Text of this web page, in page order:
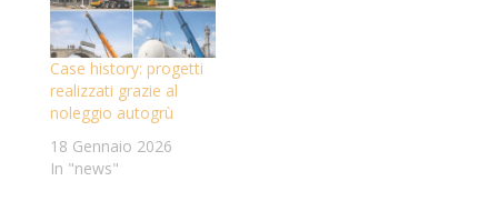
Case history: progetti
realizzati grazie al
noleggio autogrù
18 Gennaio 2026
In "news"